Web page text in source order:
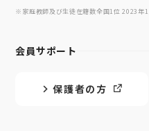
※家庭教師及び生徒在籍数全国1位 2023年
会員サポート
保護者の方